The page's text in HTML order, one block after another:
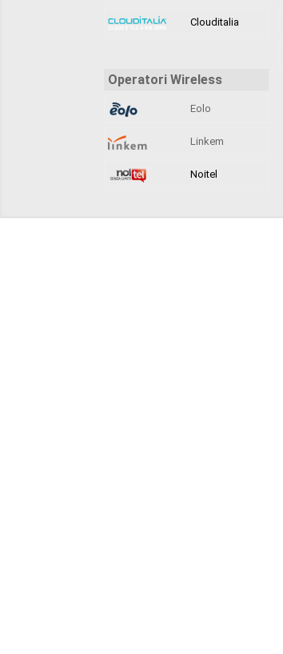
Clouditalia
Operatori Wireless
Eolo
Linkem
Noitel